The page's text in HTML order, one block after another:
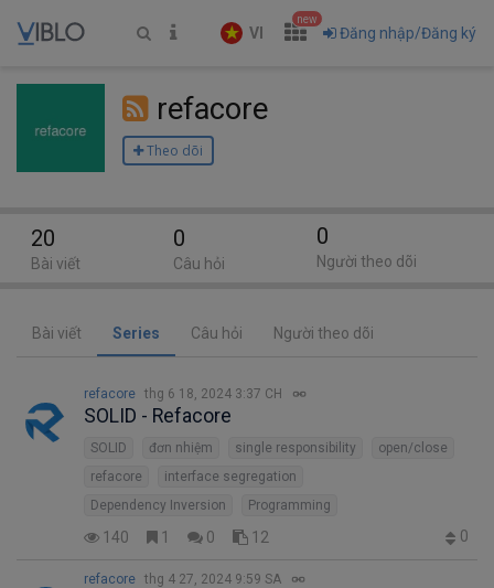
VI
new
Đăng nhập/Đăng ký
refacore
Theo dõi
Bài viết Series Câu hỏi Người theo dõi
refacore thg 6 18, 2024 3:37 CH
SOLID - Refacore
SOLID đơn nhiệm single responsibility
open/close
refacore
interface segregation
Dependency Inversion
Programming
140 1 0 12 0
refacore thg 4 27, 2024 9:59 SA
20
Bài viết
0
Câu hỏi
0
Người theo dõi